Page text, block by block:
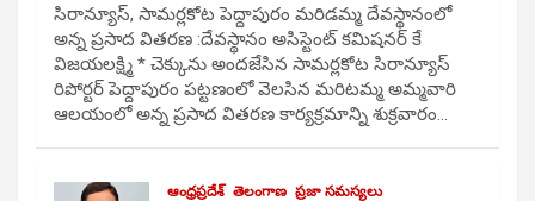
సిరాన్యూస్, సామర్లకోట పెద్దాపురం మరిడమ్మ దేవస్థానంలో
అన్న ప్రసాద వితరణ :దేవస్థానం అసిస్టెంట్ కమిషనర్ కే
విజయలక్ష్మి * చెక్కును అందజేసిన సామర్లకోట సిరాన్యూస్
రిపోర్టర్ పెద్దాపురం పట్టణంలో వెలసిన మరిటమ్మ అమ్మవారి
ఆలయంలో అన్న ప్రసాద వితరణ కార్యక్రమాన్ని శుక్రవారం…
ఆంధ్రప్రదేశ్ తెలంగాణ ప్రజా సమస్యలు